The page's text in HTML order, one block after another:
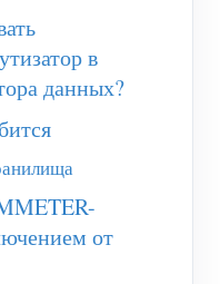
размещения
EV
в
данных?
от